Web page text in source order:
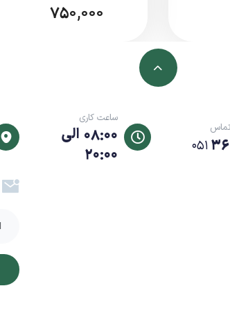
اتصال کوتاه
750,000
051
ساعت کاری
08:00 الی
20:00